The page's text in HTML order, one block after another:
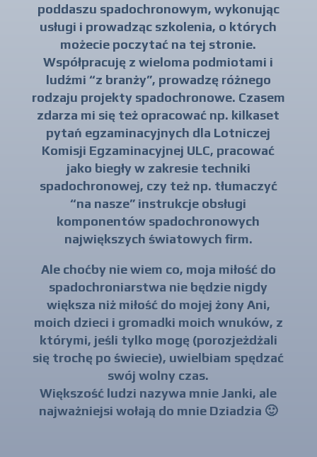
poddaszu spadochronowym, wykonując
usługi i prowadząc szkolenia, o których
możecie poczytać na tej stronie.
Współpracuję z wieloma podmiotami i
ludźmi “z branży”, prowadzę różnego
rodzaju projekty spadochronowe. Czasem
zdarza mi się też opracować np. kilkaset
pytań egzaminacyjnych dla Lotniczej
Komisji Egzaminacyjnej ULC, pracować
jako biegły w zakresie techniki
spadochronowej, czy też np. tłumaczyć
“na nasze” instrukcje obsługi
komponentów spadochronowych
największych światowych firm.
Ale choćby nie wiem co, moja miłość do
spadochroniarstwa nie będzie nigdy
większa niż miłość do mojej żony Ani,
moich dzieci i gromadki moich wnuków, z
którymi, jeśli tylko mogę (porozjeżdżali
się trochę po świecie), uwielbiam spędzać
swój wolny czas.
Większość ludzi nazywa mnie Janki, ale
najważniejsi wołają do mnie Dziadzia 🙂